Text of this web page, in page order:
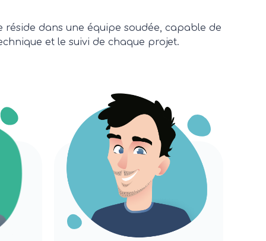
réside dans une équipe soudée, capable de
et le suivi de chaque projet.